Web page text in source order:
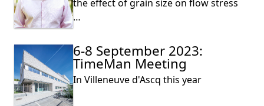
the effect of grain size on flow stress
…
6-8 September 2023:
TimeMan Meeting
In Villeneuve d'Ascq this year